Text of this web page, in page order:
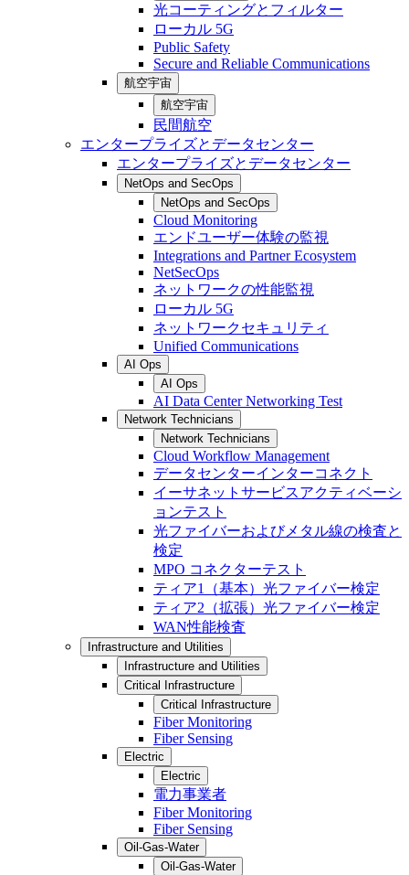
光コーティングとフィルター
ローカル 5G
Public Safety
Secure and Reliable Communications
航空宇宙
航空宇宙
民間航空
エンタープライズとデータセンター
エンタープライズとデータセンター
NetOps and SecOps
NetOps and SecOps
Cloud Monitoring
エンドユーザー体験の監視
Integrations and Partner Ecosystem
NetSecOps
ネットワークの性能監視
ローカル 5G
ネットワークセキュリティ
Unified Communications
AI Ops
AI Ops
AI Data Center Networking Test
Network Technicians
Network Technicians
Cloud Workflow Management
データセンターインターコネクト
イーサネットサービスアクティベーシ
ョンテスト
光ファイバーおよびメタル線の検査と
検定
MPO コネクターテスト
ティア1（基本）光ファイバー検定
ティア2（拡張）光ファイバー検定
WAN性能検査
Infrastructure and Utilities
Infrastructure and Utilities
Critical Infrastructure
Critical Infrastructure
Fiber Monitoring
Fiber Sensing
Electric
Electric
電力事業者
Fiber Monitoring
Fiber Sensing
Oil-Gas-Water
Oil-Gas-Water